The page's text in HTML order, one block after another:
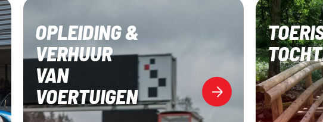
OPLEIDING &
VERHUUR
VAN
VOERTUIGEN